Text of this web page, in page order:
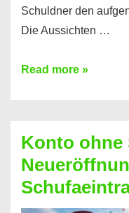
Schuldner den
Die Aussichten …
Mit
Sie
einen
Kredit
ohne
Read more »
Konto ohne